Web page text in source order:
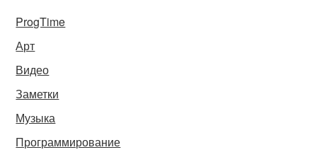
ProgTime
Арт
Видео
Заметки
Музыка
Программирование